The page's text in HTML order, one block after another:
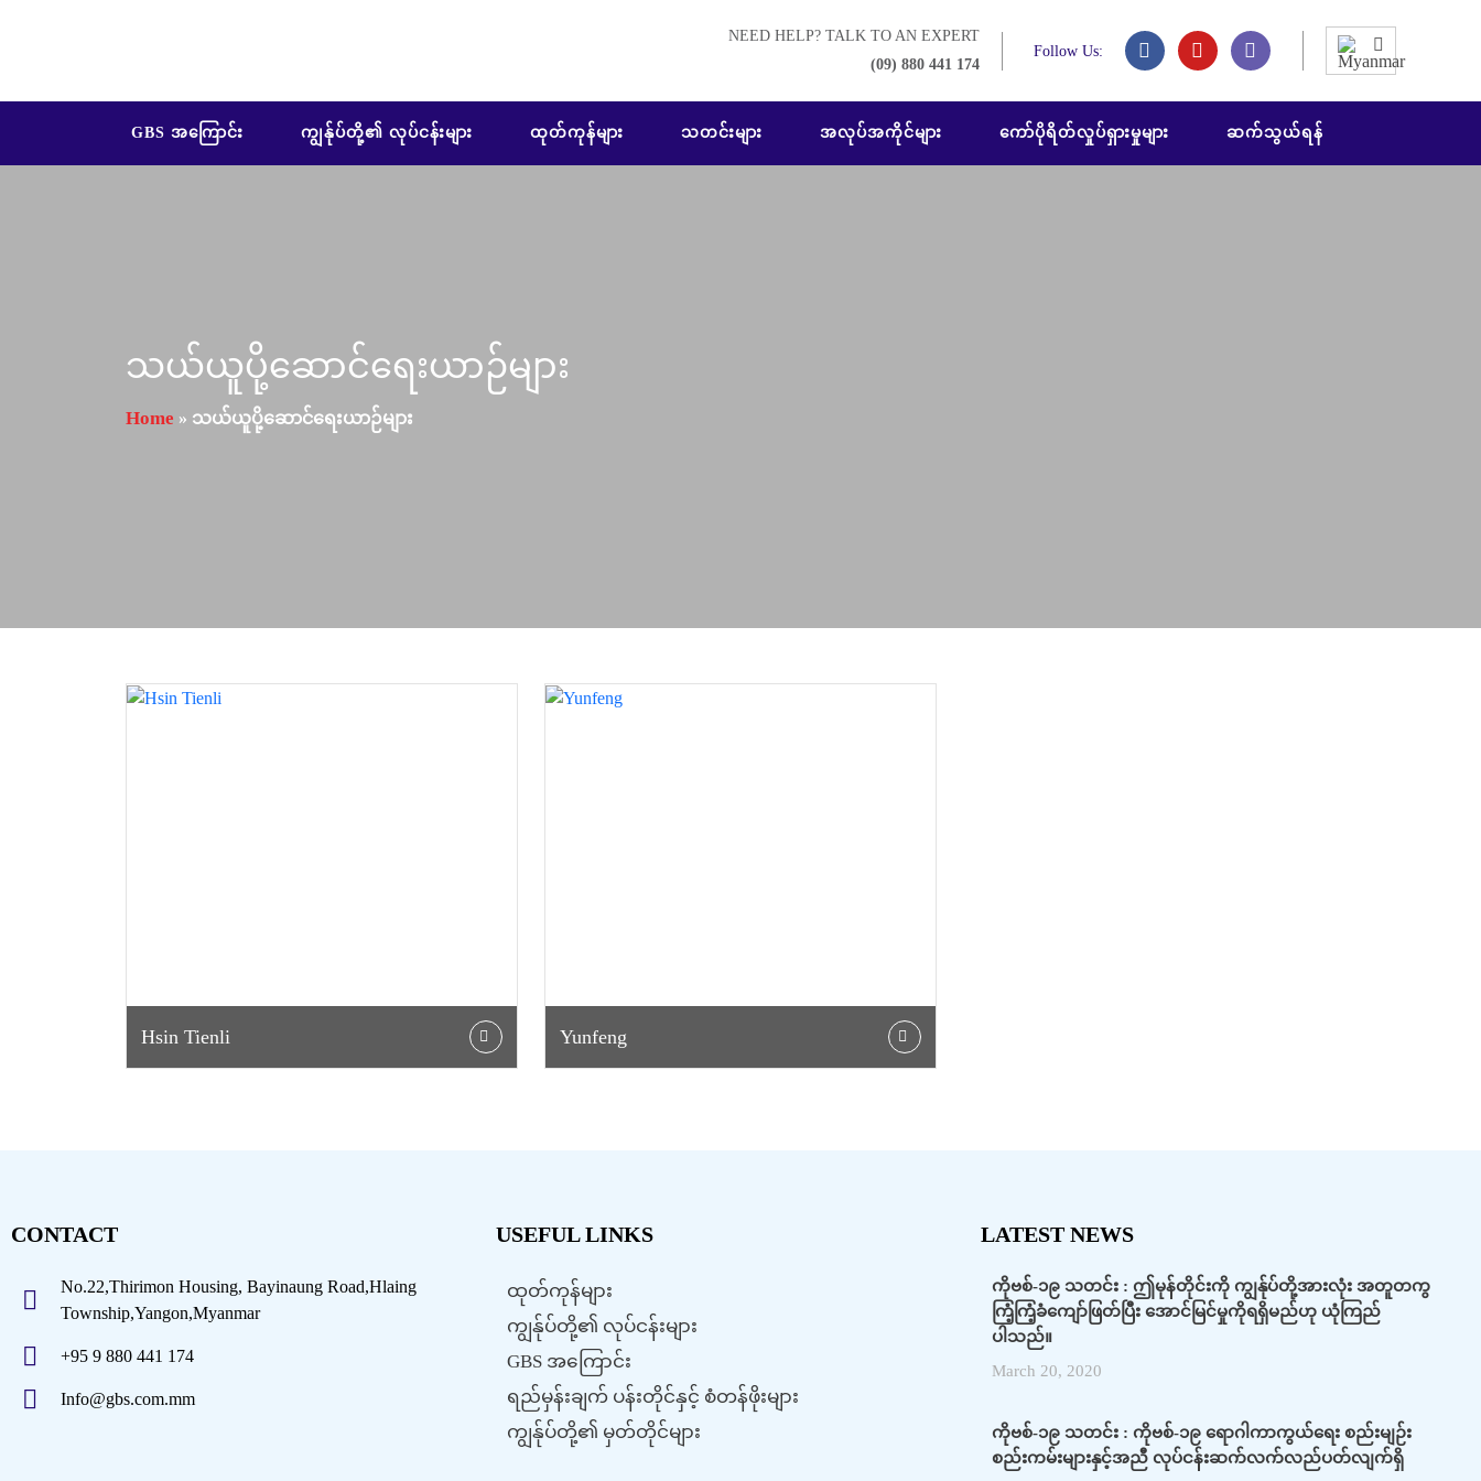
NEED HELP? TALK TO AN EXPERT
(09) 880 441 174
Follow Us:
GBS အကြောင်း ကျွန်ုပ်တို့၏ လုပ်ငန်းများ ထုတ်ကုန်များ သတင်းများ အလုပ်အကိုင်များ ကော်ပိုရိတ်လှုပ်ရှားမှုများ ဆက်သွယ်ရန်
သယ်ယူပို့ဆောင်ရေးယာဉ်များ
Home » သယ်ယူပို့ဆောင်ရေးယာဉ်များ
Hsin Tienli Yunfeng
CONTACT
No.22,Thirimon Housing, Bayinaung Road,Hlaing
Township,Yangon,Myanmar
+95 9 880 441 174
Info@gbs.com.mm
USEFUL LINKS
ထုတ်ကုန်များ
ကျွန်ုပ်တို့၏ လုပ်ငန်းများ
GBS အကြောင်း
ရည်မှန်းချက် ပန်းတိုင်နှင့် စံတန်ဖိုးများ
ကျွန်ုပ်တို့၏ မှတ်တိုင်များ
LATEST NEWS
ကိုဗစ်-၁၉ သတင်း : ဤမုန်တိုင်းကို ကျွန်ုပ်တို့အားလုံး အတူတကွ
ကြံ့ကြံ့ခံကျော်ဖြတ်ပြီး အောင်မြင်မှုကိုရရှိမည်ဟု ယုံကြည်
ပါသည်။
March 20, 2020
ကိုဗစ်-၁၉ သတင်း : ကိုဗစ်-၁၉ ရောဂါကာကွယ်ရေး စည်းမျဉ်း
စည်းကမ်းများနှင့်အညီ လုပ်ငန်းဆက်လက်လည်ပတ်လျက်ရှိ